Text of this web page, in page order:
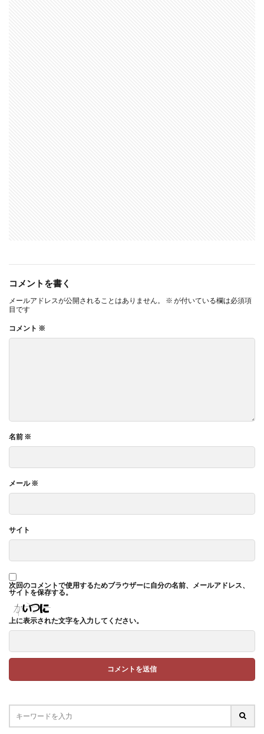
コメントを書く
メールアドレスが公開されることはありません。 ※ が付いている欄は必須項
目です
コメント ※
名前 ※
メール※
サイト
次回のコメントで使用するためブラウザーに自分の名前、メールアドレス、
サイトを保存する。
上に表示された文字を入力してください。